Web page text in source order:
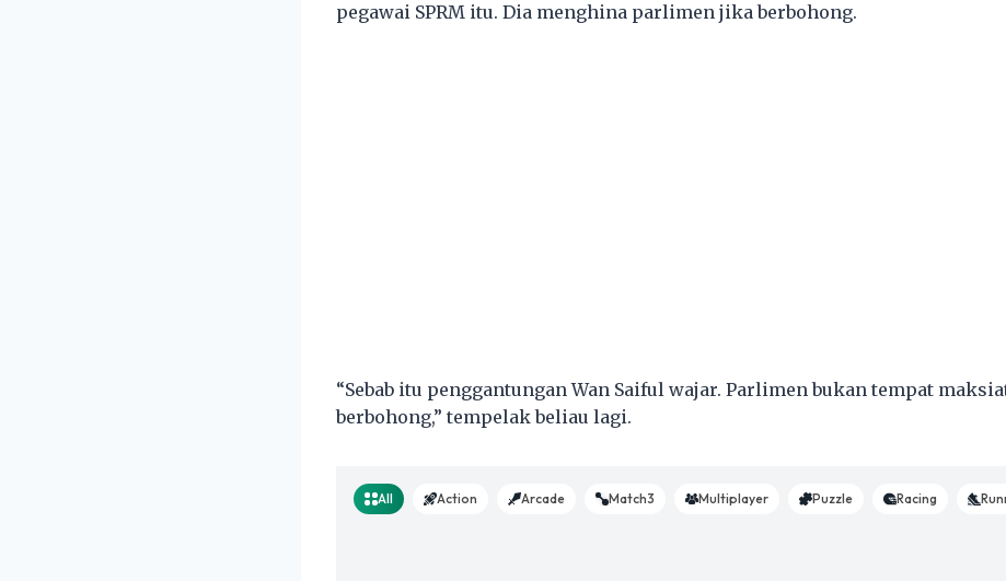
pegawai SPRM itu. Dia menghina parlimen jika berbohong.
“Sebab itu penggantungan Wan Saiful wajar. Parlimen bukan tempat
berbohong,” tempelak beliau lagi.